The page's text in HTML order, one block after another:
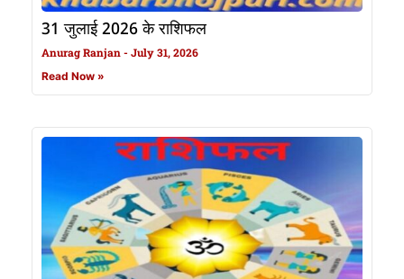
31 जुलाई 2026 के राशिफल
Anurag Ranjan July 31, 2026
Read Now »